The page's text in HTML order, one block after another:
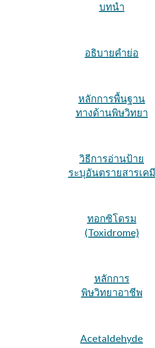
บทนำ
อธิบายคำย่อ
หลักการพื้นฐาน
ทางด้านพิษวิทยา
วิธีการอ่านป้าย
ระบุอันตรายสารเคมี
ทอกซิโดรม
(Toxidrome)
หลักการ
พิษวิทยาอาชีพ
Acetaldehyde